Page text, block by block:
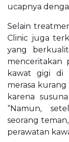
ucapnya
Selain
Clinic juga
yang
menceritakan
kawat gigi di
merasa
karena
“Namun,
seorang
perawatan